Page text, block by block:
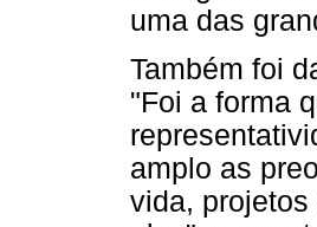
uma das
Também foi
"Foi a forma
amplo as
vida,